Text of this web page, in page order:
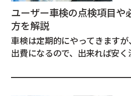
ユーザー車検の点検項目や
方を解説
車検は定期的にやってきます
出費になるので、出来れば安
る費用を節約できるユーザー